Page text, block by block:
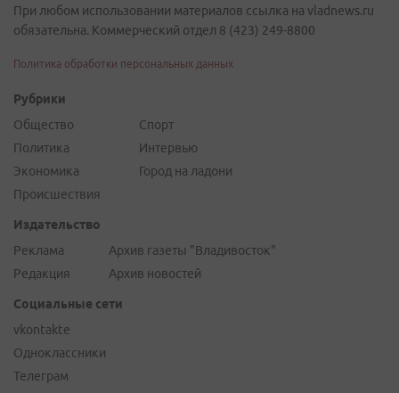
При любом использовании материалов ссылка на vladnews.ru
обязательна. Коммерческий отдел 8 (423) 249-8800
Политика обработки персональных данных
Рубрики
Общество
Политика
Экономика
Происшествия
Спорт
Интервью
Город на ладони
Издательство
Реклама
Редакция
Архив газеты "Владивосток"
Архив новостей
Социальные сети
vkontakte
Одноклассники
Телеграм